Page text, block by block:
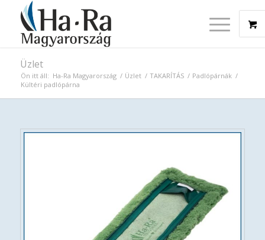
Üzlet
Ön itt áll: Ha-Ra Magyarország / Üzlet / TAKARÍTÁS / Padlópárnák /
Kültéri padlópárna